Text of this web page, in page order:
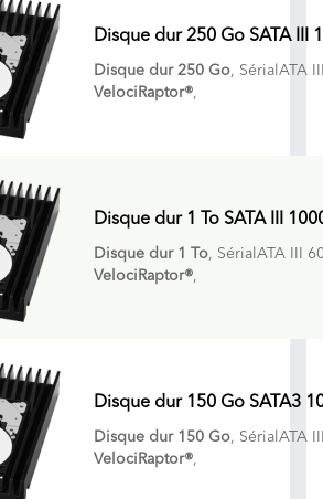
Disque dur 250 Go SATA III
Disque dur 250 Go, SérialATA
VelociRaptor®,
Disque dur 1 To SATA III
Disque dur 1 To, SérialATA III
VelociRaptor®,
Disque dur 150 Go SATA3
Disque dur 150 Go, SérialATA
VelociRaptor®,